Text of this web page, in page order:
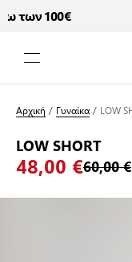
των 100€
Αρχική / Γυναίκα/ LOW
LOW SHORT
48,00 €60,00 €